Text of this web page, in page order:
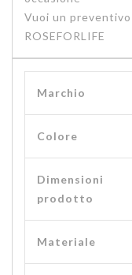
Vuoi un
ROSEFORLIFE
Marchio
Colore
Dimensioni
prodotto
Materiale